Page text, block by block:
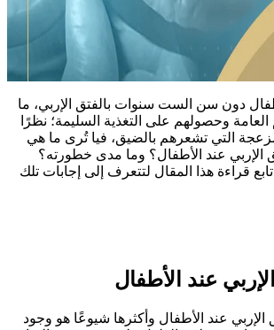
دون سن الست سنوات بالفتق الإربي، ما
وحصولهم على التغذية السليمة؛ نظرًا
التي تشعرهم بالضيق، فيا تُرى ما هي
الإربي عند الأطفال؟ وما مدى خطورته؟
قراءة هذا المقال لتتعرف إلى إجابات تلك
عند الأطفال
عند الأطفال وأكثرها شيوعًا هو وجود